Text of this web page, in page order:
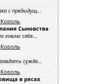
с предыдущ...
Король
Сыновства
ловлю себя...
Король
сужде...
Король
в рясах